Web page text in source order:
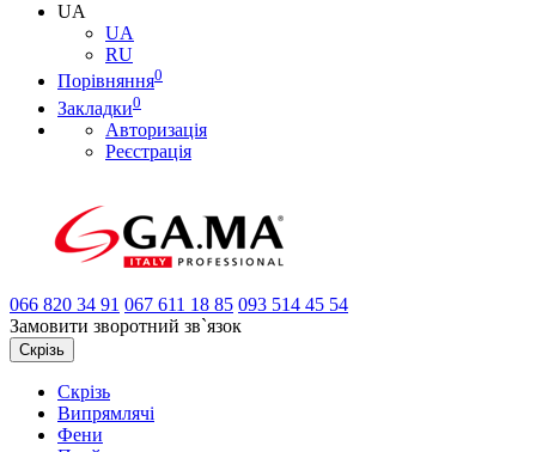
UA
UA
RU
Порівняння0
Закладки0
Авторизація
Реєстрація
066 820 34 91 067 611 18 85 093 514 45 54
Замовити зворотний зв`язок
Скрізь
Скрізь
Випрямлячі
Фени